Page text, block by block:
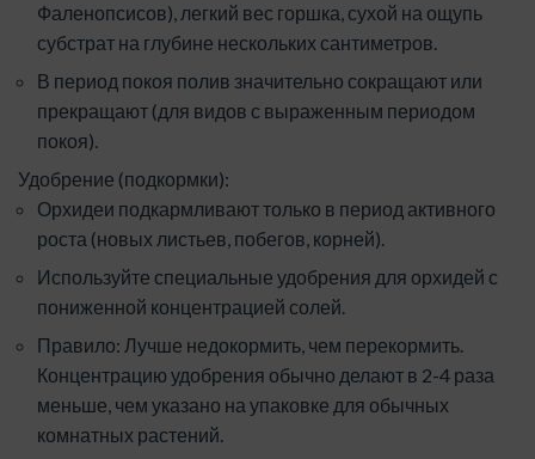
Фаленопсисов), легкий вес горшка, сухой на ощупь
субстрат на глубине нескольких сантиметров.
В период покоя полив значительно сокращают или
прекращают (для видов с выраженным периодом
покоя).
Удобрение (подкормки):
Орхидеи подкармливают только в период активного
роста (новых листьев, побегов, корней).
Используйте специальные удобрения для орхидей с
пониженной концентрацией солей.
Правило: Лучше недокормить, чем перекормить.
Концентрацию удобрения обычно делают в 2-4 раза
меньше, чем указано на упаковке для обычных
комнатных растений.